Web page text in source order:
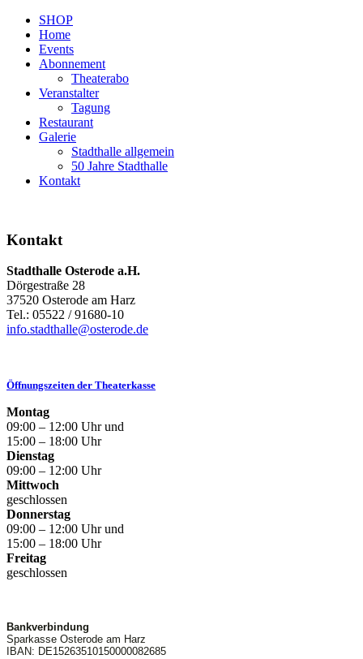
SHOP
Home
Events
Abonnement
Theaterabo
Veranstalter
Tagung
Restaurant
Galerie
Stadthalle allgemein
50 Jahre Stadthalle
Kontakt
Kontakt
Stadthalle Osterode a.H.
Dörgestraße 28
37520 Osterode am Harz
Tel.: 05522 / 91680-10
info.stadthalle@osterode.de
Öffnungszeiten der Theaterkasse
Montag
09:00 – 12:00 Uhr und
15:00 – 18:00 Uhr
Dienstag
09:00 – 12:00 Uhr
Mittwoch
geschlossen
Donnerstag
09:00 – 12:00 Uhr und
15:00 – 18:00 Uhr
Freitag
geschlossen
Bankverbindung
Sparkasse Osterode am Harz
IBAN: DE15263510150000082685